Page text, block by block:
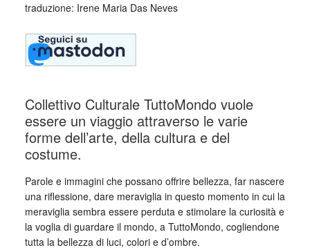
traduzione: Irene Maria Das Neves
Collettivo Culturale TuttoMondo vuole
essere un viaggio attraverso le varie
forme dell’arte, della cultura e del
costume.
Parole e immagini che possano offrire bellezza, far nascere
una riflessione, dare meraviglia in questo momento in cui la
meraviglia sembra essere perduta e stimolare la curiosità e
la voglia di guardare il mondo, a TuttoMondo, cogliendone
tutta la bellezza di luci, colori e d’ombre.